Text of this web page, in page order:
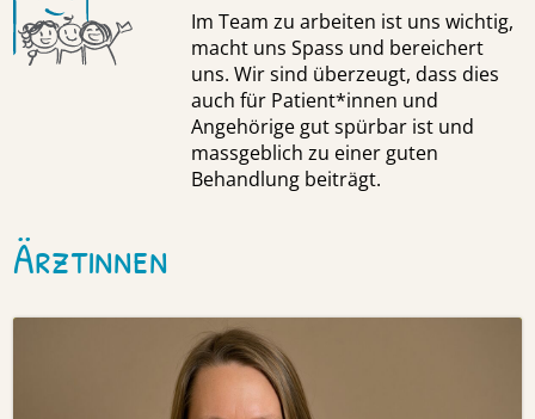
Im Team zu arbeiten ist uns wichtig,
macht uns Spass und bereichert
uns. Wir sind überzeugt, dass dies
auch für Patient*innen und
Angehörige gut spürbar ist und
massgeblich zu einer guten
Behandlung beiträgt.
Ärztinnen